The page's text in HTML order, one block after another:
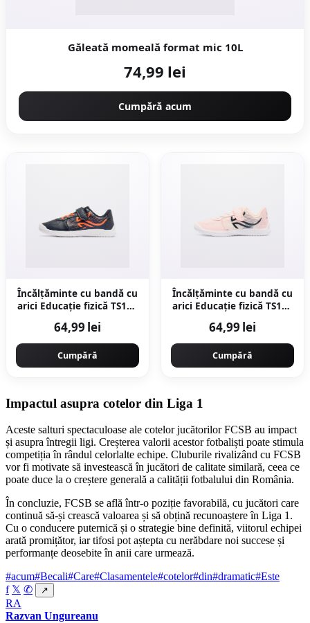
Găleată momeală format mic 10L
74,99 lei
Cumpără acum
Încălțăminte cu bandă cu
arici Educație fizică TS130
64,99 lei
Cumpără
Încălţăminte cu bandă cu
arici Educație fizică TS130
64,99 lei
Cumpără
Impactul asupra cotelor din Liga 1
Aceste salturi spectaculoase ale cotelor jucătorilor FCSB au impact
și asupra întregii ligi. Creșterea valorii acestor fotbaliști poate stimula
competiția în rândul celorlalte echipe. Cluburile rivalizând cu FCSB
vor fi motivate să investească în jucători de calitate similară, ceea ce
poate duce la o creștere generală a calității fotbalului din România.
În concluzie, FCSB se află într-o poziție favorabilă, cu jucători care
continuă să-și crească valoarea și să obțină recunoaștere în Liga 1.
Cu o conducere puternică și o strategie bine definită, viitorul echipei
arată promițător, iar tifosi pot aștepta cu nerăbdare noi succese și
performanțe deosebite în anii care urmează.
#acum#Becali#Care#Clasamentele#cotelor#din#dramatic#Este
f 𝕏 ✆ ↗
RA
Razvan Ungureanu